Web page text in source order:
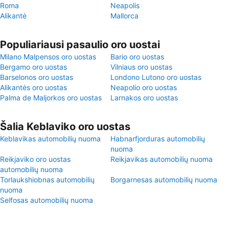
Roma
Neapolis
Alikantė
Mallorca
Populiariausi pasaulio oro uostai
Milano Malpensos oro uostas
Bario oro uostas
Bergamo oro uostas
Vilniaus oro uostas
Barselonos oro uostas
Londono Lutono oro uostas
Alikantės oro uostas
Neapolio oro uostas
Palma de Maljorkos oro uostas
Larnakos oro uostas
Šalia Keblaviko oro uostas
Keblavikas automobilių nuoma
Habnarfjorduras automobilių
nuoma
Reikjaviko oro uostas
automobilių nuoma
Reikjavikas automobilių nuoma
Torlaukshiobnas automobilių
nuoma
Borgarnesas automobilių nuoma
Selfosas automobilių nuoma